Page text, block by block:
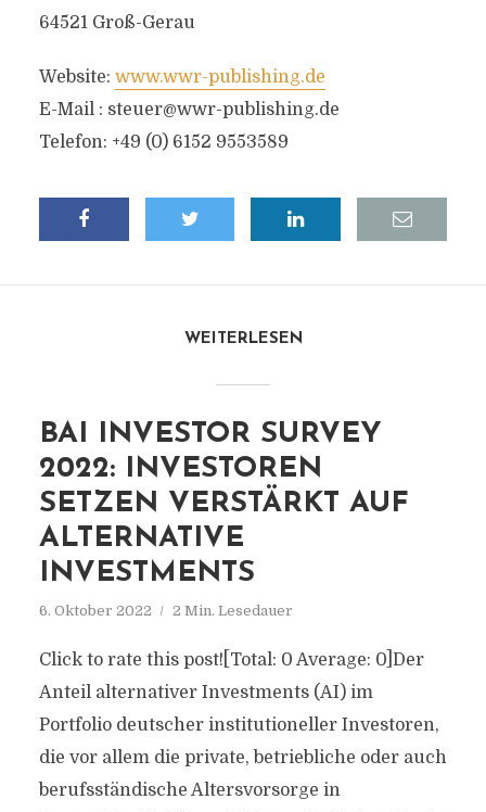
64521 Groß-Gerau
Website: www.wwr-publishing.de
E-Mail : steuer@wwr-publishing.de
Telefon: +49 (0) 6152 9553589
WEITERLESEN
BAI INVESTOR SURVEY
2022: INVESTOREN
SETZEN VERSTÄRKT AUF
ALTERNATIVE
INVESTMENTS
6. Oktober 2022 2 Min. Lesedauer
Click to rate this post![Total: 0 Average: 0]Der
Anteil alternativer Investments (AI) im
Portfolio deutscher institutioneller Investoren,
die vor allem die private, betriebliche oder auch
berufsständische Altersvorsorge in